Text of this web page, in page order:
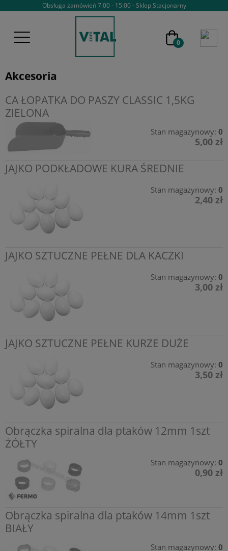
Obsługa zamówień 7:00 - 15:00 - Sklep Stacjonarny
Akcesoria
CA ŁOPATKA DO PASZY CLASSIC 1,5KG
ZIELONA
Stan magazynowy: 0
5,00 zł
JAJKO PODKŁADOWE KURA ŚREDNIE
Stan magazynowy: 0
2,40 zł
JAJKO SZTUCZNE PEŁNE DLA KACZKI
Stan magazynowy: 0
3,00 zł
JAJKO SZTUCZNE PEŁNE KURZE DUŻE
Stan magazynowy: 0
3,50 zł
Obrączka spiralna dla ptaków 12mm 1szt
ŻÓŁTY
Stan magazynowy: 0
0,90 zł
Obrączka spiralna dla ptaków 14mm 1szt
BIAŁY
Stan magazynowy: 0